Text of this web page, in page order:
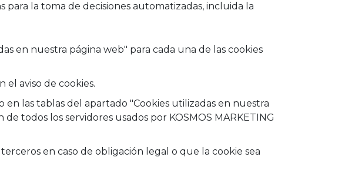
para la toma de decisiones automatizadas, incluida la
en nuestra página web" para cada una de las cookies
aviso de cookies.
en las tablas del apartado "Cookies utilizadas en nuestra
todos los servidores usados por KOSMOS MARKETING
en caso de obligación legal o que la cookie sea